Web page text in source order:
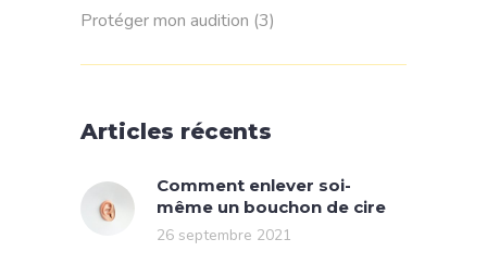
Protéger mon audition (3)
Articles récents
Comment enlever soi-
même un bouchon de cire
26 septembre 2021